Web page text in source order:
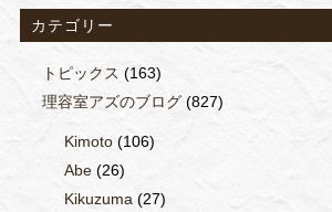
カテゴリー
トピックス (163)
理容室アズのブログ(827)
Kimoto(106)
Abe(26)
Kikuzuma (27)